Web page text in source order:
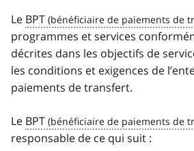
Le BPT
programmes et services
décrites dans les objectifs de
les conditions et exigences de
paiements de transfert.
Le BPT
responsable de ce qui suit :